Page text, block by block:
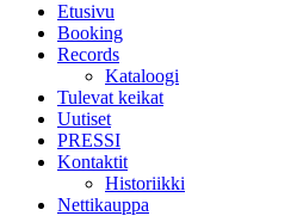
Etusivu
Booking
Records
Kataloogi
Tulevat keikat
Uutiset
PRESSI
Kontaktit
Historiikki
Nettikauppa